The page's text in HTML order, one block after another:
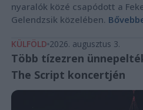
nyaralók közé csapódott a
Gelendzsik közelében.
KÜLFÖLD 2026. augusztus 3.
Több tízezren
The Script koncertjén